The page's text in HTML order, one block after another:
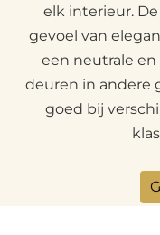
elk interieur.
gevoel van
een neutrale
deuren in andere
goed bij